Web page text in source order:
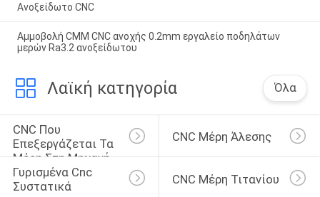
Ανοξείδωτο CNC
Αμμοβολή CMM CNC ανοχής 0.2mm εργαλείο ποδηλάτων
μερών Ra3.2 ανοξείδωτου
Λαϊκή κατηγορία Όλα
CNC Που
Επεξεργάζεται Τα
Μέρη Στη Μηχανή
CNC Μέρη Άλεσης
Γυρισμένα Cnc
Συστατικά
CNC Μέρη Τιτανίου